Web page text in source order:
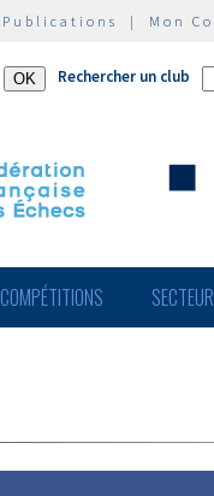
Publications | Mon
Rechercher un club
COMPÉTITIONS